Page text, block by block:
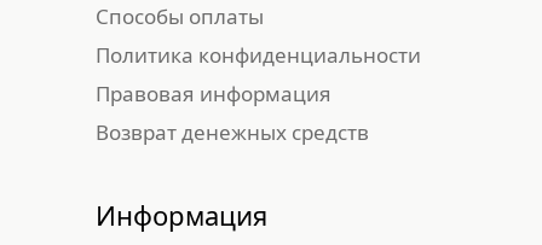
Возврат денежных средств
Правовая информация
Способы оплаты
Политика конфиденциальности
Информация